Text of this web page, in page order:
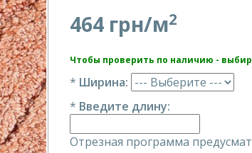
464 грн/м2
Чтобы проверить по наличию -
* Ширина:
* Введите длину:
Отрезная программа